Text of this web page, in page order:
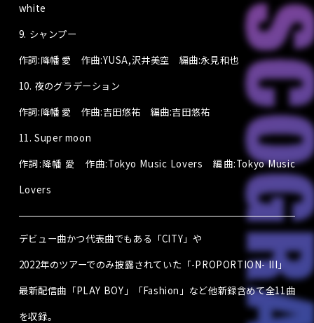
white
9. シャンプー
作詞:降幡 愛 作曲:YUSA,沢井美空 編曲:永見和也
10. 夜のグラデーション
作詞:降幡 愛 作曲:吉田悠祐 編曲:吉田悠祐
11. Super moon
作詞:降幡 愛 作曲:Tokyo Music Lovers 編曲:Tokyo Music
Lovers
デビュー曲かつ代表曲でもある「CITY」や
2022年のツアーでのみ披露されていた「-PROPORTION- III」
最新配信曲「PLAY BOY」「Fashion」など他新録含めて全11曲
を収録。